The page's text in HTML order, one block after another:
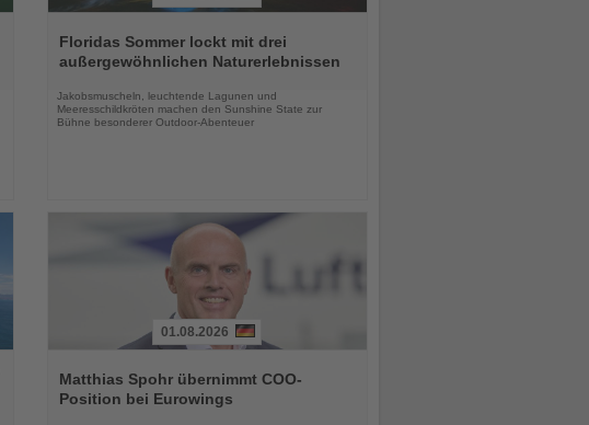
Sie
die
Nachrichten
Floridas Sommer lockt mit drei
außergewöhnlichen Naturerlebnissen
Jakobsmuscheln, leuchtende Lagunen und
Meeresschildkröten machen den Sunshine State zur
Bühne besonderer Outdoor-Abenteuer
Sie
die
01.08.2026
Matthias Spohr übernimmt COO-
Position bei Eurowings